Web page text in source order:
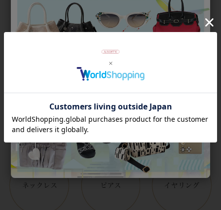
Category